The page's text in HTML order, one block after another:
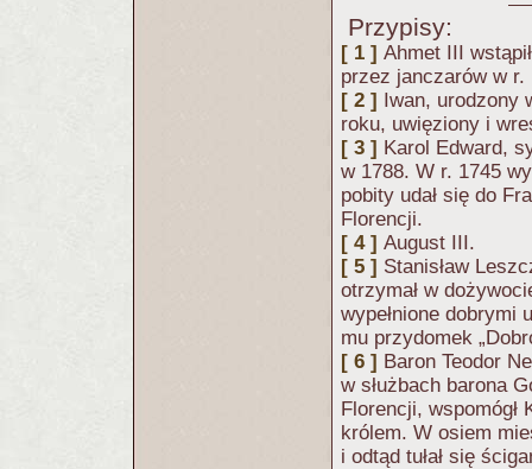
Przypisy:
[ 1 ] Ahmet III
przez janczarów w r.
[ 2 ] Iwan, urodzony
roku, uwięziony i
[ 3 ] Karol Edward,
w 1788. W r. 1745
pobity udał się do
Florencji.
[ 4 ] August III.
[ 5 ] Stanisław
otrzymał w
wypełnione dobrymi
mu przydomek
[ 6 ] Baron Teodor
w służbach barona
Florencji, wspomógł
królem. W osiem
i odtąd tułał się